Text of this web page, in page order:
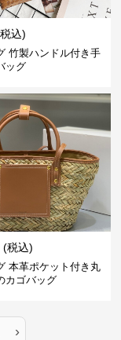
込)
竹製ハンドル付き手
ッグ
(税込)
本革ポケット付き丸
カゴバッグ
›